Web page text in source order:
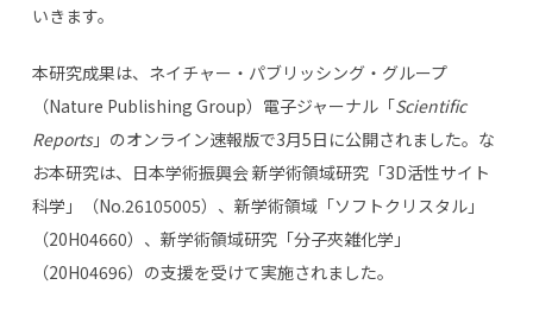
いきます。
本研究成果は、ネイチャー・パブリッシング・グループ
（Nature Publishing Group）電子ジャーナル「Scientific
Reports」のオンライン速報版で3月5日に公開されました。な
お本研究は、日本学術振興会 新学術領域研究「3D活性サイト
科学」（No.26105005）、新学術領域「ソフトクリスタル」
（20H04660）、新学術領域研究「分子夾雑化学」
（20H04696）の支援を受けて実施されました。